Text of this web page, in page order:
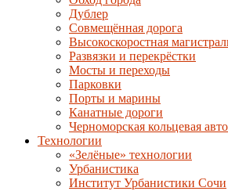
Дублер
Совмещённая дорога
Высокоскоростная
Развязки и перекрёстки
Мосты и переходы
Парковки
Порты и марины
Канатные дороги
Черноморская кольцевая
Технологии
«Зелёные» технологии
Урбанистика
Институт Урбанистики Сочи